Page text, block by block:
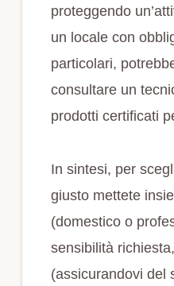
proteggendo
un locale con
particolari,
consultare un
prodotti certificati
In sintesi, per
giusto mettete
(domestico o
sensibilità
(assicurandovi del